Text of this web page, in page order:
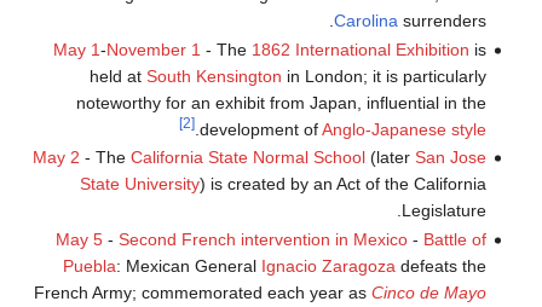
Carolinasurrenders.
May 1-November 1 - The 1862 International Exhibition is
held at South Kensington in London; it is particularly
noteworthy for an exhibit from Japan, influential in the
development ofAnglo-Japanese style
.
[2]
May 2 - The California State Normal School(later San Jose
State University) is created by an Act of the California
Legislature.
May 5- Second French intervention in Mexico- Battle of
Puebla: Mexican General Ignacio Zaragoza defeats the
French Army; commemorated each year as Cinco de Mayo